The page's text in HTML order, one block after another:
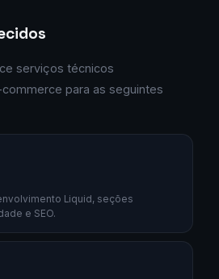
serviços técnicos
para as seguintes
Liquid, seções
e SEO.